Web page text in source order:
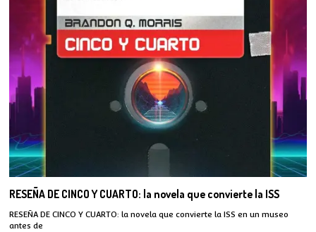
RESEÑA DE CINCO Y CUARTO: la novela que convierte la ISS
RESEÑA DE CINCO Y CUARTO: la novela que convierte la ISS en un museo
antes de